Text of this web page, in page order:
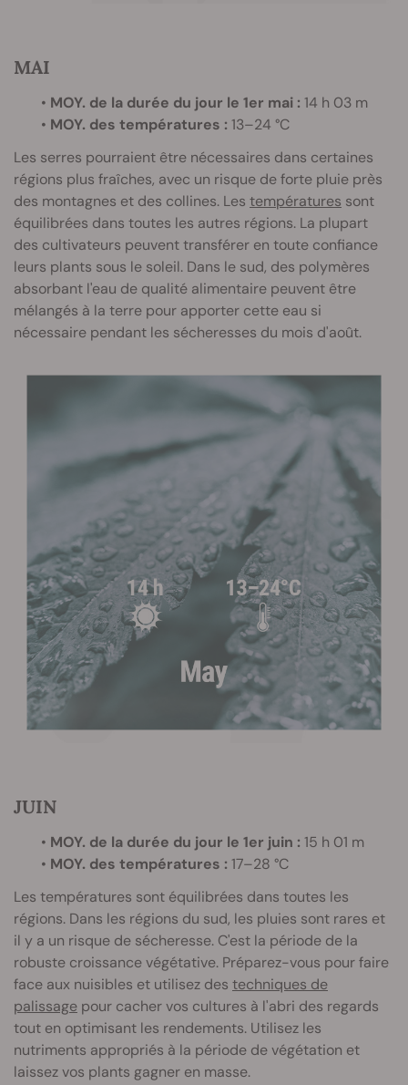
MAI
• MOY. de la durée du jour le 1er mai : 14 h 03 m
• MOY. des températures : 13–24 °C
Les serres pourraient être nécessaires dans certaines
régions plus fraîches, avec un risque de forte pluie près
des montagnes et des collines. Les températures sont
équilibrées dans toutes les autres régions. La plupart
des cultivateurs peuvent transférer en toute confiance
leurs plants sous le soleil. Dans le sud, des polymères
absorbant l'eau de qualité alimentaire peuvent être
mélangés à la terre pour apporter cette eau si
nécessaire pendant les sécheresses du mois d'août.
JUIN
• MOY. de la durée du jour le 1er juin : 15 h 01 m
• MOY. des températures : 17–28 °C
Les températures sont équilibrées dans toutes les
régions. Dans les régions du sud, les pluies sont rares et
il y a un risque de sécheresse. C'est la période de la
robuste croissance végétative. Préparez-vous pour faire
face aux nuisibles et utilisez des techniques de
palissage pour cacher vos cultures à l'abri des regards
tout en optimisant les rendements. Utilisez les
nutriments appropriés à la période de végétation et
laissez vos plants gagner en masse.